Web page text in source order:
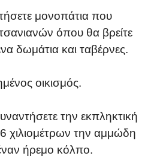
μονοπάτια που
όπου θα βρείτε
δωμάτια και ταβέρνες.
οικισμός.
την εκπληκτική
χιλιομέτρων την αμμώδη
ήρεμο κόλπο.